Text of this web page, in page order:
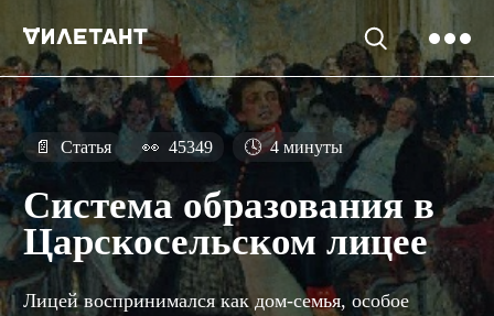
📄 Статья 👀 45349 🕓 4 минуты
Система образования в
Царскосельском лицее
Лицей воспринимался как дом-семья, особое